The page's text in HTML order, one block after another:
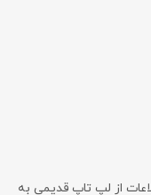
از لپ تاپ قدیمی به